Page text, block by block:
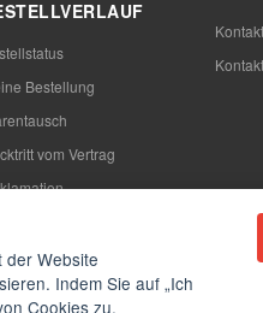
Bestellung
vom Vertrag
der Website
Indem Sie auf „Ich
Cookies zu.